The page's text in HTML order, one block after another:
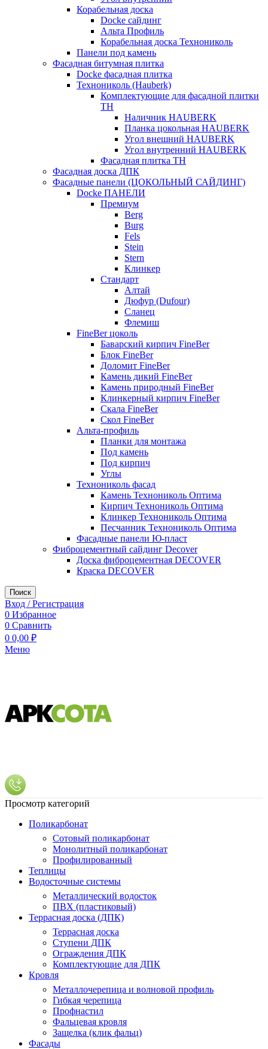
Корабельная доска
Docke сайдинг
Альта Профиль
Корабельная доска Технониколь
Панели под камень
Фасадная битумная плитка
Docke фасадная плитка
Технониколь (Hauberk)
Комплектующие для фасадной плитки
ТН
Наличник HAUBERK
Планка цокольная HAUBERK
Угол внешний HAUBERK
Угол внутренний HAUBERK
Фасадная плитка ТН
Фасадная доска ДПК
Фасадные панели (ЦОКОЛЬНЫЙ САЙДИНГ)
Docke ПАНЕЛИ
Премиум
Berg
Burg
Fels
Stein
Stern
Клинкер
Стандарт
Алтай
Дюфур (Dufour)
Сланец
Флемиш
FineBer цоколь
Баварский кирпич FineBer
Блок FineBer
Доломит FineBer
Камень дикий FineBer
Камень природный FineBer
Клинкерный кирпич FineBer
Скала FineBer
Скол FineBer
Альта-профиль
Планки для монтажа
Под камень
Под кирпич
Углы
Технониколь фасад
Камень Технониколь Оптима
Кирпич Технониколь Оптима
Клинкер Технониколь Оптима
Песчанник Технониколь Оптима
Фасадные панели Ю-пласт
Фиброцементный сайдинг Decover
Доска фиброцементная DECOVER
Краска DECOVER
Поиск
Вход / Регистрация
0 Избранное
0 Сравнить
0 0,00 ₽
Меню
Просмотр категорий
Поликарбонат
Сотовый поликарбонат
Монолитный поликарбонат
Профилированный
Теплицы
Водосточные системы
Металлический водосток
ПВХ (пластиковый)
Террасная доска (ДПК)
Террасная доска
Ступени ДПК
Ограждения ДПК
Комплектующие для ДПК
Кровля
Металлочерепица и волновой профиль
Гибкая черепица
Профнастил
Фальцевая кровля
Защелка (клик фальц)
Фасады